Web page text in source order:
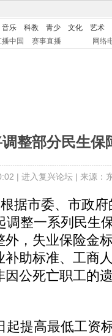
音乐 科教 青少 文化
艺术
播中国 赛事直播 网络
整部分民生保
| 进入复兴论坛| 来源：
市委、市政府
调整一系列民生
，失业保险金
助标准、工商
公死亡职工的
提高最低工资